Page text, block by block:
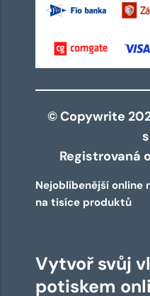
© Copywrite
Registrovaná
Nejoblíbenější online
na tisíce produktů
Vytvoř svůj
potiskem